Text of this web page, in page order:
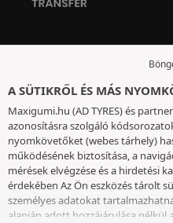
A SÜTIKRŐL ÉS MÁS
Maxigumi.hu (AD TYRES) és
azonosításra szolgáló
nyomkövetőket (webes tárhely)
működésének biztosítása, a
mérések elvégzése és a hirdetési
érdekében Az Ön eszközés tárolt
személyes adatokat
alapján adott hozzájárulása nélkül